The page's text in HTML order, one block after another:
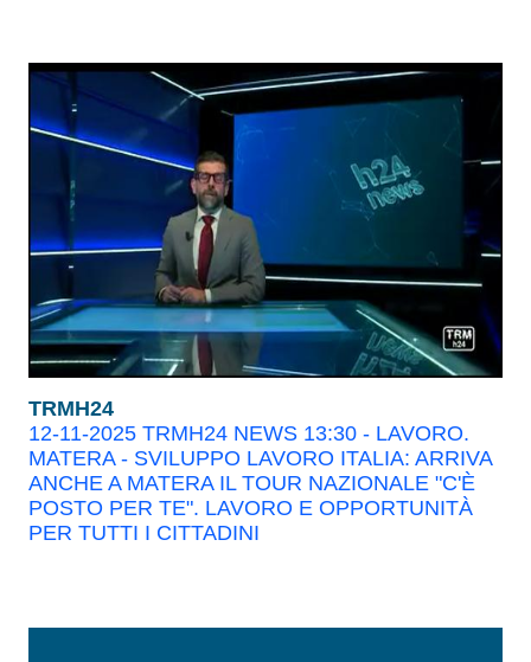
TRMH24
12-11-2025 TRMH24 NEWS 13:30 - LAVORO.
MATERA - SVILUPPO LAVORO ITALIA: ARRIVA
ANCHE A MATERA IL TOUR NAZIONALE "C'È
POSTO PER TE". LAVORO E OPPORTUNITÀ
PER TUTTI I CITTADINI